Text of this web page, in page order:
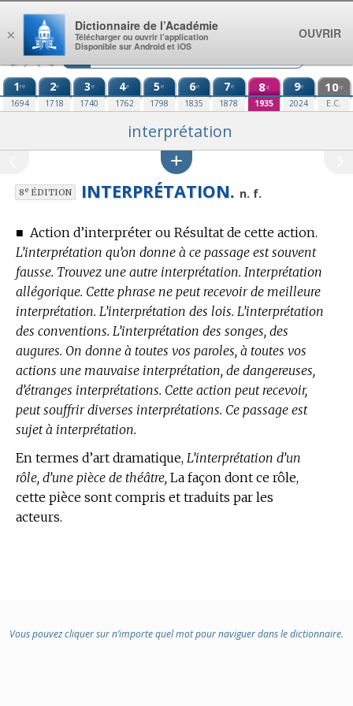
Aller au contenu
1re
1694
2e
1718
3e
1740
4e
1762
5e
1798
6e
1835
7e
1878
8e
1935
9e
2024
10e
E.C.
interprétation
8eÉDITION INTERPRÉTATION. n. f.
■ Action d’interpréter ou Résultat de cette action.
L’interprétation qu’on donne à ce passage est souvent
fausse. Trouvez une autre interprétation. Interprétation
allégorique. Cette phrase ne peut recevoir de meilleure
interprétation. L’interprétation des lois. L’interprétation
des conventions. L’interprétation des songes, des
augures. On donne à toutes vos paroles, à toutes vos
actions une mauvaise interprétation, de dangereuses,
d’étranges interprétations. Cette action peut recevoir,
peut souffrir diverses interprétations. Ce passage est
sujet à interprétation.
En termes d’art dramatique, L’interprétation d’un
rôle, d’une pièce de théâtre, La façon dont ce rôle,
cette pièce sont compris et traduits par les
acteurs.
Vous pouvez cliquer sur n’importe quel mot pour naviguer dans le dictionnaire.
×
Dictionnaire de l’Académie
Télécharger ou ouvrir l’application
Disponible sur Android et iOS
OUVRIR